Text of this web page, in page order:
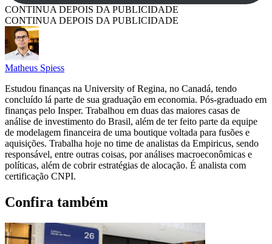
CONTINUA DEPOIS DA PUBLICIDADE
CONTINUA DEPOIS DA PUBLICIDADE
Matheus Spiess
Estudou finanças na University of Regina, no Canadá, tendo
concluído lá parte de sua graduação em economia. Pós-graduado em
finanças pelo Insper. Trabalhou em duas das maiores casas de
análise de investimento do Brasil, além de ter feito parte da equipe
de modelagem financeira de uma boutique voltada para fusões e
aquisições. Trabalha hoje no time de analistas da Empiricus, sendo
responsável, entre outras coisas, por análises macroeconômicas e
políticas, além de cobrir estratégias de alocação. É analista com
certificação CNPI.
Confira também